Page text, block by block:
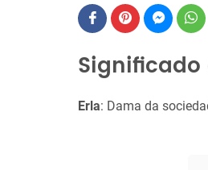
Significado
Erla: Dama da